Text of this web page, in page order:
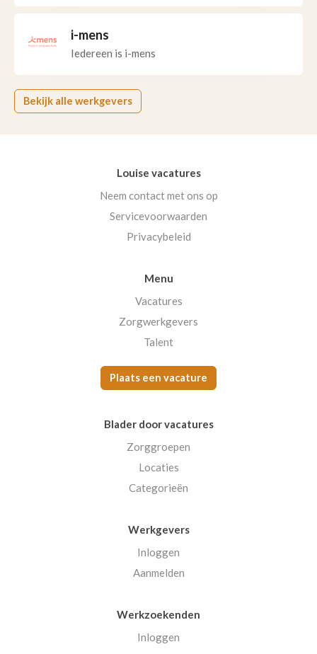
i-mens
Iedereen is i-mens
Bekijk alle werkgevers
Louise vacatures
Neem contact met ons op
Servicevoorwaarden
Privacybeleid
Menu
Vacatures
Zorgwerkgevers
Talent
Plaats een vacature
Blader door vacatures
Zorggroepen
Locaties
Categorieën
Werkgevers
Inloggen
Aanmelden
Werkzoekenden
Inloggen